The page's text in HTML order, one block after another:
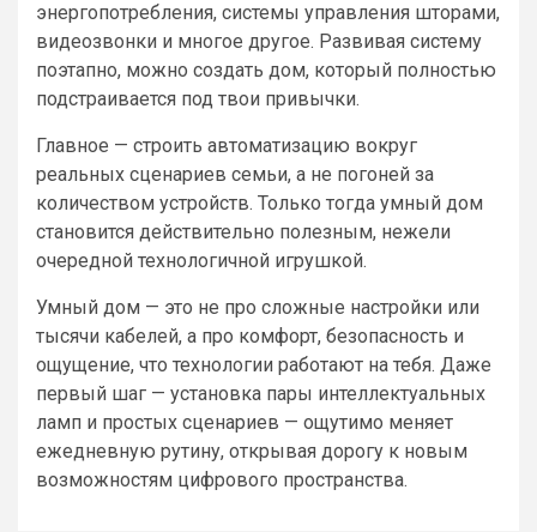
энергопотребления, системы управления шторами,
видеозвонки и многое другое. Развивая систему
поэтапно, можно создать дом, который полностью
подстраивается под твои привычки.
Главное — строить автоматизацию вокруг
реальных сценариев семьи, а не погоней за
количеством устройств. Только тогда умный дом
становится действительно полезным, нежели
очередной технологичной игрушкой.
Умный дом — это не про сложные настройки или
тысячи кабелей, а про комфорт, безопасность и
ощущение, что технологии работают на тебя. Даже
первый шаг — установка пары интеллектуальных
ламп и простых сценариев — ощутимо меняет
ежедневную рутину, открывая дорогу к новым
возможностям цифрового пространства.